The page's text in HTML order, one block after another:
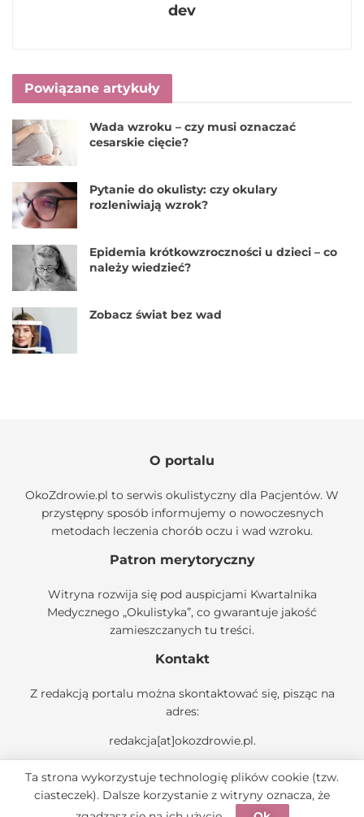
dev
Powiązane artykuły
Wada wzroku – czy musi oznaczać
cesarskie cięcie?
Pytanie do okulisty: czy okulary
rozleniwiają wzrok?
Epidemia krótkowzroczności u dzieci – co
należy wiedzieć?
Zobacz świat bez wad
O portalu
OkoZdrowie.pl to serwis okulistyczny dla Pacjentów. W
przystępny sposób informujemy o nowoczesnych
metodach leczenia chorób oczu i wad wzroku.
Patron merytoryczny
Witryna rozwija się pod auspicjami Kwartalnika
Medycznego „Okulistyka”, co gwarantuje jakość
zamieszczanych tu treści.
Kontakt
Z redakcją portalu można skontaktować się, pisząc na
adres:
redakcja[at]okozdrowie.pl.
© 2022 OkoZdrowie.pl | Okulistyka dla Pacjenta
Ta strona wykorzystuje technologię plików cookie (tzw.
ciasteczek). Dalsze korzystanie z witryny oznacza, że